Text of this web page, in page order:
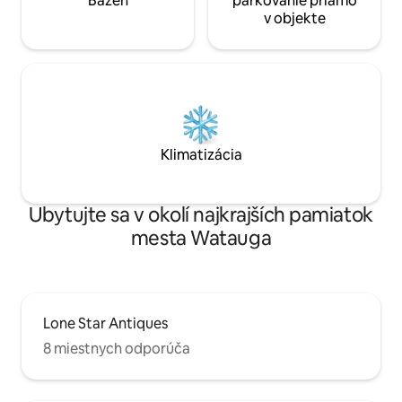
v objekte
Klimatizácia
Ubytujte sa v okolí najkrajších pamiatok
mesta Watauga
Lone Star Antiques
8 miestnych odporúča